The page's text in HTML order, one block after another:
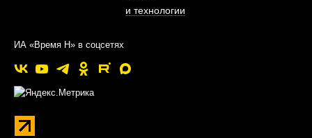
и технологии
ИА «Время Н» в соцсетях